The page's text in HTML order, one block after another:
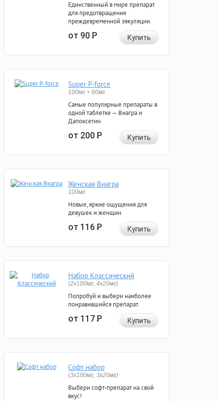
Единственный в мире препарат
для предотвращения
преждевременной эякуляции.
от 90Р Купить
Super P-force
100мг + 60мг
Самые популярные препараты в
одной таблетке — Виагра и
Дапоксетин.
от 200Р Купить
Женская Виагра
100мг
Новые, яркие ощущения для
девушек и женщин.
от 116Р Купить
Набор Классический
(2x100мг, 4x20мг)
Попробуй и выбери наиболее
понравившийся препарат.
от 117Р Купить
Софт набор
(3x100мг, 3x20мг)
Выбери софт-препарат на свой
вкус!